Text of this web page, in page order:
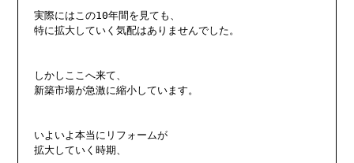
実際にはこの10年間を見ても、
特に拡大していく気配はありませんでした。
しかしここへ来て、
新築市場が急激に縮小しています。
いよいよ本当にリフォームが
拡大していく時期、